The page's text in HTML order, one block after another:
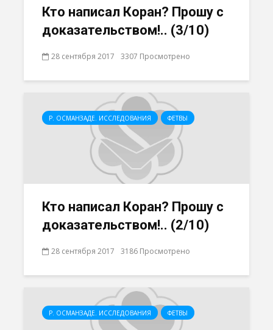
Кто написал Коран? Прошу с
доказательством!.. (3/10)
28 сентября 2017 3307 Просмотрено
Р. ОСМАНЗАДЕ. ИССЛЕДОВАНИЯ ФЕТВЫ
Кто написал Коран? Прошу с
доказательством!.. (2/10)
28 сентября 2017 3186 Просмотрено
Р. ОСМАНЗАДЕ. ИССЛЕДОВАНИЯ ФЕТВЫ